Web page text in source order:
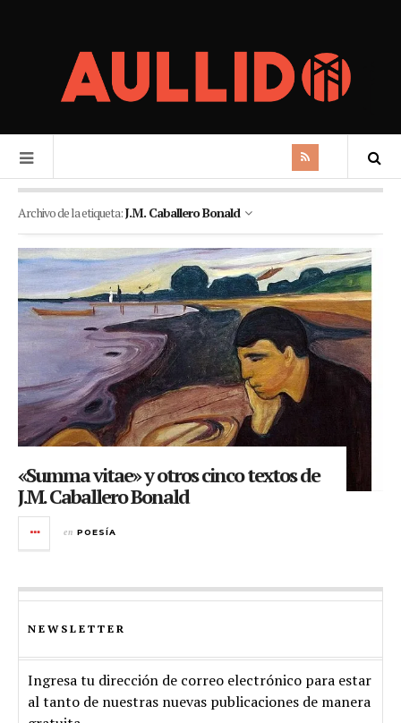
Archivo de la etiqueta:J.M. Caballero Bonald
«Summa vitae» y otros cinco textos de
J.M. Caballero Bonald
en POESÍA
NEWSLETTER
Ingresa tu dirección de correo electrónico para estar
al tanto de nuestras nuevas publicaciones de manera